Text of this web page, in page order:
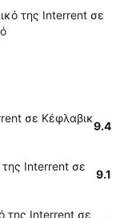
της Interrent σε
σε Κέφλαβικ
9.4
της Interrent σε
9.1
της Interrent σε